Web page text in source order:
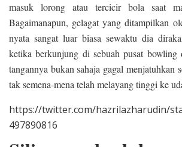
masuk lorong atau tercicir bola saat
Bagaimanapun, gelagat yang ditampilkan
nyata sangat luar biasa sewaktu dia
ketika berkunjung di sebuah pusat
tangannya bukan sahaja gagal menjatuhkan
tak semena-mena telah melayang tinggi ke
https://twitter.com/hazrilazharudin/
497890816